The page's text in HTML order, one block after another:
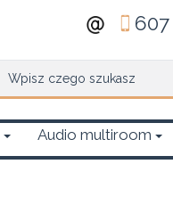
Audio multiroom